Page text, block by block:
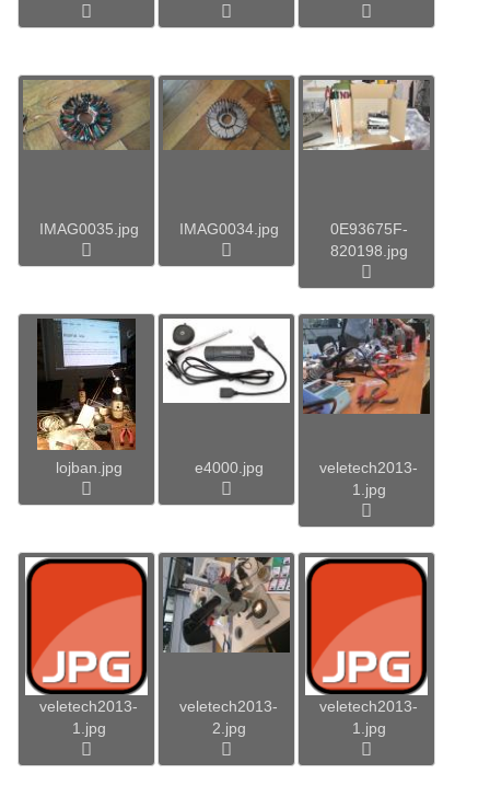
IMAG0035.jpg IMAG0034.jpg
0E93675F-
820198.jpg
lojban.jpg e4000.jpg
veletech2013-
1.jpg
veletech2013-
1.jpg
veletech2013-
2.jpg
veletech2013-
1.jpg